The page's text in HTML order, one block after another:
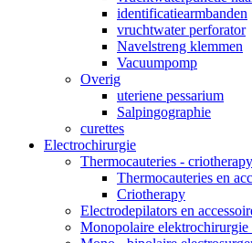
identificatiearmbanden
vruchtwater perforator
Navelstreng klemmen
Vacuumpomp
Overig
uteriene pessarium
Salpingographie
curettes
Electrochirurgie
Thermocauteries - criotherapy
Thermocauteries en
Criotherapy
Electrodepilators en
Monopolaire elektrochirurgie